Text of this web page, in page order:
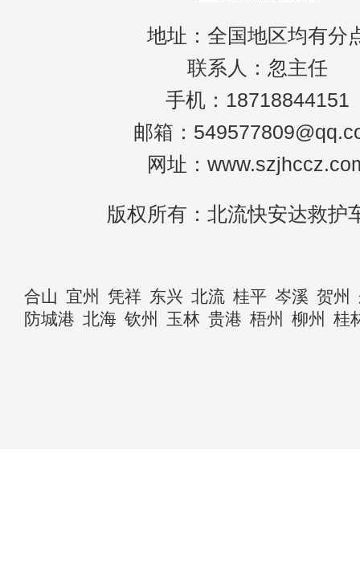
地址：全国地区均有分
联系人：忽主任
手机：18718844151
邮箱：
网址：
版权所有：北流快安达救护
合山 宜州 凭祥 东兴 北流 桂平 岑溪 贺州
防城港 北海 钦州 玉林 贵港 梧州 柳州 桂